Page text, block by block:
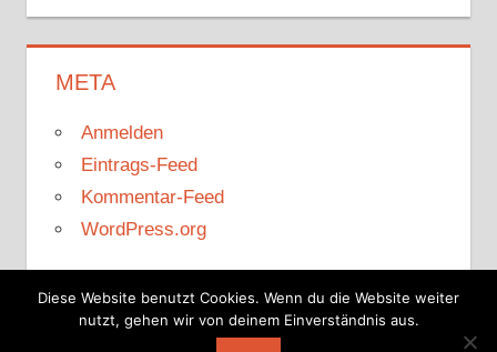
META
Anmelden
Eintrags-Feed
Kommentar-Feed
WordPress.org
Diese Website benutzt Cookies. Wenn du die Website weiter
nutzt, gehen wir von deinem Einverständnis aus.